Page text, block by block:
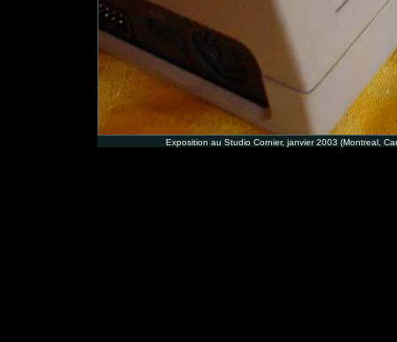
Exposition au Studio Cornier, janvier 2003 (Montreal,